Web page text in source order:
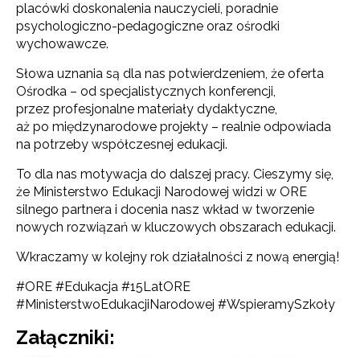
placówki doskonalenia nauczycieli, poradnie
psychologiczno-pedagogiczne oraz ośrodki
wychowawcze.
Słowa uznania są dla nas potwierdzeniem, że oferta
Ośrodka – od specjalistycznych konferencji,
przez profesjonalne materiały dydaktyczne,
aż po międzynarodowe projekty – realnie odpowiada
na potrzeby współczesnej edukacji.
To dla nas motywacja do dalszej pracy. Cieszymy się,
że Ministerstwo Edukacji Narodowej widzi w ORE
silnego partnera i docenia nasz wkład w tworzenie
nowych rozwiązań w kluczowych obszarach edukacji.
Wkraczamy w kolejny rok działalności z nową energią!
#ORE #Edukacja #15LatORE
#MinisterstwoEdukacjiNarodowej #WspieramySzkoły
Załączniki: